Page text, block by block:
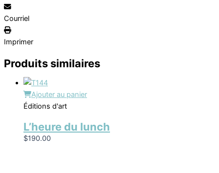
Courriel
Imprimer
Produits similaires
Ajouter au panier
Éditions d'art
L’heure du lunch
$190.00